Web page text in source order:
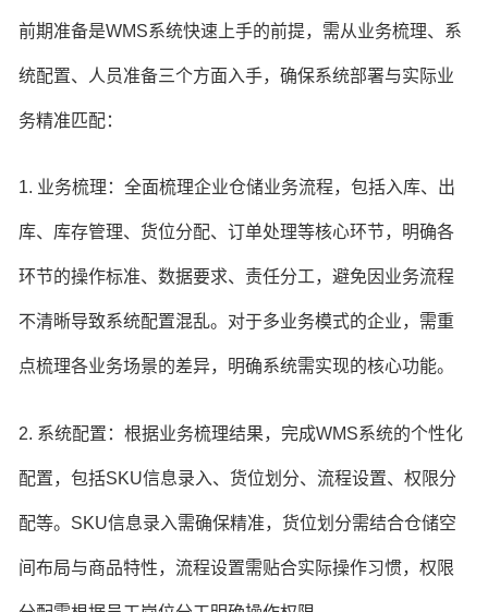
前期准备是WMS系统快速上手的前提，需从业务梳理、系
统配置、人员准备三个方面入手，确保系统部署与实际业
务精准匹配：
1. 业务梳理：全面梳理企业仓储业务流程，包括入库、出
库、库存管理、货位分配、订单处理等核心环节，明确各
环节的操作标准、数据要求、责任分工，避免因业务流程
不清晰导致系统配置混乱。对于多业务模式的企业，需重
点梳理各业务场景的差异，明确系统需实现的核心功能。
2. 系统配置：根据业务梳理结果，完成WMS系统的个性化
配置，包括SKU信息录入、货位划分、流程设置、权限分
配等。SKU信息录入需确保精准，货位划分需结合仓储空
间布局与商品特性，流程设置需贴合实际操作习惯，权限